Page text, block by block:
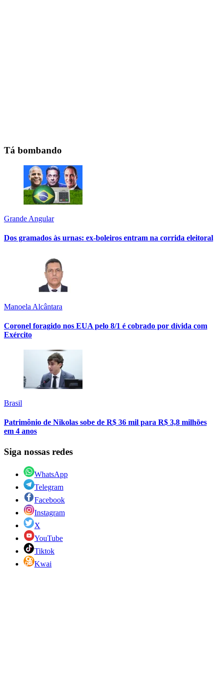
Tá bombando
Grande Angular
Dos gramados às urnas: ex-boleiros entram na corrida eleitoral
Manoela Alcântara
Coronel foragido nos EUA pelo 8/1 é cobrado por dívida com
Exército
Brasil
Patrimônio de Nikolas sobe de R$ 36 mil para R$ 3,8 milhões
em 4 anos
Siga nossas redes
WhatsApp
Telegram
Facebook
Instagram
X
YouTube
Tiktok
Kwai